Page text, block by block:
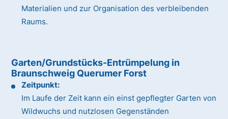
Materialien und zur Organisation des verbleibenden
Raums.
Garten/Grundstücks-Entrümpelung in
Braunschweig Querumer Forst
Zeitpunkt:
Im Laufe der Zeit kann ein einst gepflegter Garten von
Wildwuchs und nutzlosen Gegenständen